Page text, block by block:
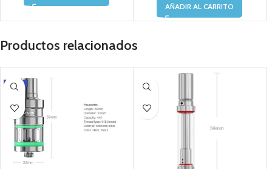
AÑADIR AL CARRITO
Productos relacionados
-14%